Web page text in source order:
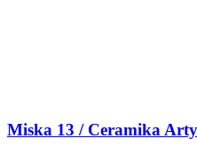
Miska 13 / Ceramika